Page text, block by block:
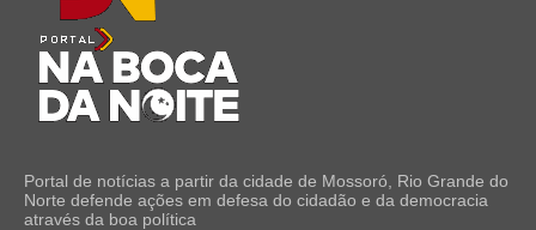
Portal de notícias a partir da cidade de Mossoró, Rio Grande do
Norte defende ações em defesa do cidadão e da democracia
através da boa política